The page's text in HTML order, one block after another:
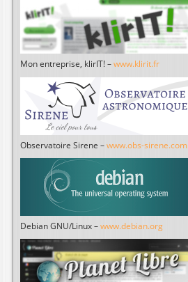
Mon entreprise, klirIT! – www.klirit.fr
Observatoire Sirene – www.obs-sirene.com
Debian GNU/Linux – www.debian.org